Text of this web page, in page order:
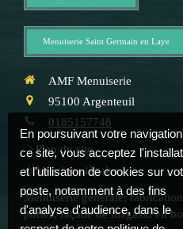
Menuiserie Saint Germain en Laye
AMF Menuiserie
95100 Argenteuil
0185157748
Plan du site
Mentions légales
Menuiserie générale,
portes, façade de magasin en
En poursuivant votre
ce site, vous acceptez
et l'utilisation de cookies sur
poste, notamment à des fins
d'analyse d'audience, dans le